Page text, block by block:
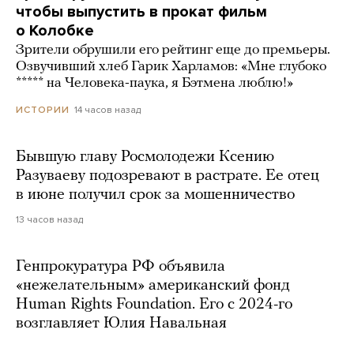
чтобы выпустить в прокат фильм
о Колобке
Зрители обрушили его рейтинг еще до премьеры.
Озвучивший хлеб Гарик Харламов: «Мне глубоко
***** на Человека-паука, я Бэтмена люблю!»
ИСТОРИИ 14 часов назад
Бывшую главу Росмолодежи Ксению
Разуваеву подозревают в растрате. Ее отец
в июне получил срок за мошенничество
13 часов назад
Генпрокуратура РФ объявила
«нежелательным» американский фонд
Human Rights Foundation. Его с 2024-го
возглавляет Юлия Навальная